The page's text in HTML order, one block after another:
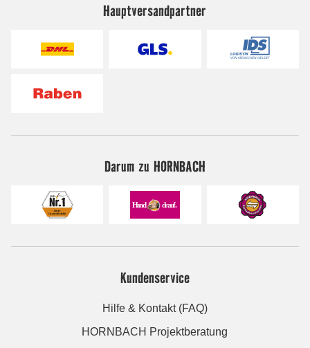
Hauptversandpartner
Darum zu HORNBACH
Kundenservice
Hilfe & Kontakt (FAQ)
HORNBACH Projektberatung